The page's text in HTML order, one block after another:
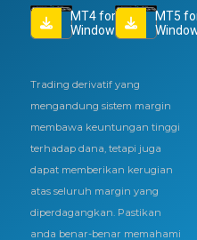
MT4 for
Windows
MT5
Trading derivatif yang
mengandung sistem margin
membawa keuntungan tinggi
terhadap dana, tetapi juga
dapat memberikan kerugian
atas seluruh margin yang
diperdagangkan. Pastikan
anda benar-benar memahami